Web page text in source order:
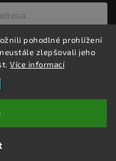
pohodlné prohlížení
zlepšovali jeho
Více informací
DRDLOVÁ